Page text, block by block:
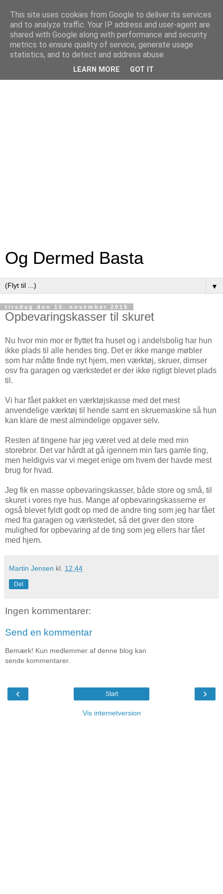
Og Dermed Basta
▼
tirsdag den 10. november 2015
Opbevaringskasser til skuret
Nu hvor min mor er flyttet fra huset og i andelsbolig har hun
ikke plads til alle hendes ting. Det er ikke mange møbler
som har måtte finde nyt hjem, men værktøj, skruer, dimser
osv fra garagen og værkstedet er der ikke rigtigt blevet plads
til.
Vi har fået pakket en værktøjskasse med det mest
anvendelige værktøj til hende samt en skruemaskine så hun
kan klare de mest almindelige opgaver selv.
Resten af tingene har jeg været ved at dele med min
storebror. Det var hårdt at gå igennem min fars gamle ting,
men heldigvis var vi meget enige om hvem der havde mest
brug for hvad.
Jeg fik en masse opbevaringskasser, både store og små, til
skuret i vores nye hus. Mange af opbevaringskasserne er
også blevet fyldt godt op med de andre ting som jeg har fået
med fra garagen og værkstedet, så det giver den store
mulighed for opbevaring af de ting som jeg ellers har fået
med hjem.
Martin Jensen kl. 12.44
Del
Ingen kommentarer:
Send en kommentar
Bemærk! Kun medlemmer af denne blog kan
sende kommentarer.
‹ ›
Start
Vis internetversion
This site uses cookies from Google to deliver its services
and to analyze traffic. Your IP address and user-agent are
shared with Google along with performance and security
metrics to ensure quality of service, generate usage
statistics, and to detect and address abuse.
LEARN MORE GOT IT